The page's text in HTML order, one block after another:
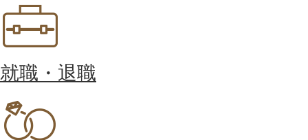
就職・退職